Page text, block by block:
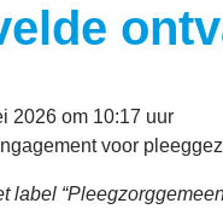
2026 om 10:17 uur
voor
label